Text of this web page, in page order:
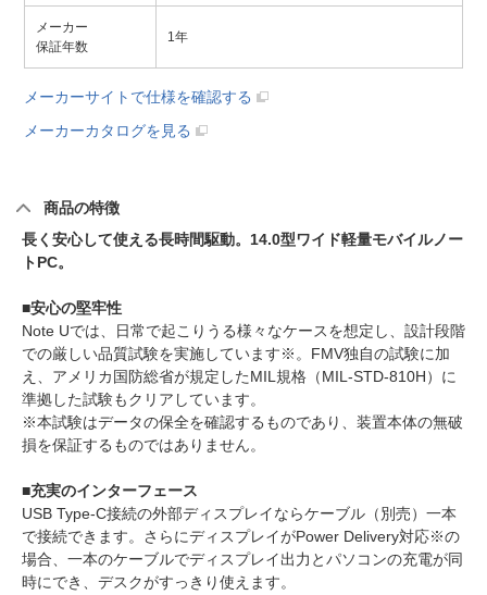
メーカー
保証年数
1年
メーカーサイトで仕様を確認する
メーカーカタログを見る
商品の特徴
長く安心して使える長時間駆動。14.0型ワイド軽量モバイルノー
トPC。
■安心の堅牢性
Note Uでは、日常で起こりうる様々なケースを想定し、設計段階
での厳しい品質試験を実施しています※。FMV独自の試験に加
え、アメリカ国防総省が規定したMIL規格（MIL-STD-810H）に
準拠した試験もクリアしています。
※本試験はデータの保全を確認するものであり、装置本体の無破
損を保証するものではありません。
■充実のインターフェース
USB Type-C接続の外部ディスプレイならケーブル（別売）一本
で接続できます。さらにディスプレイがPower Delivery対応※の
場合、一本のケーブルでディスプレイ出力とパソコンの充電が同
時にでき、デスクがすっきり使えます。